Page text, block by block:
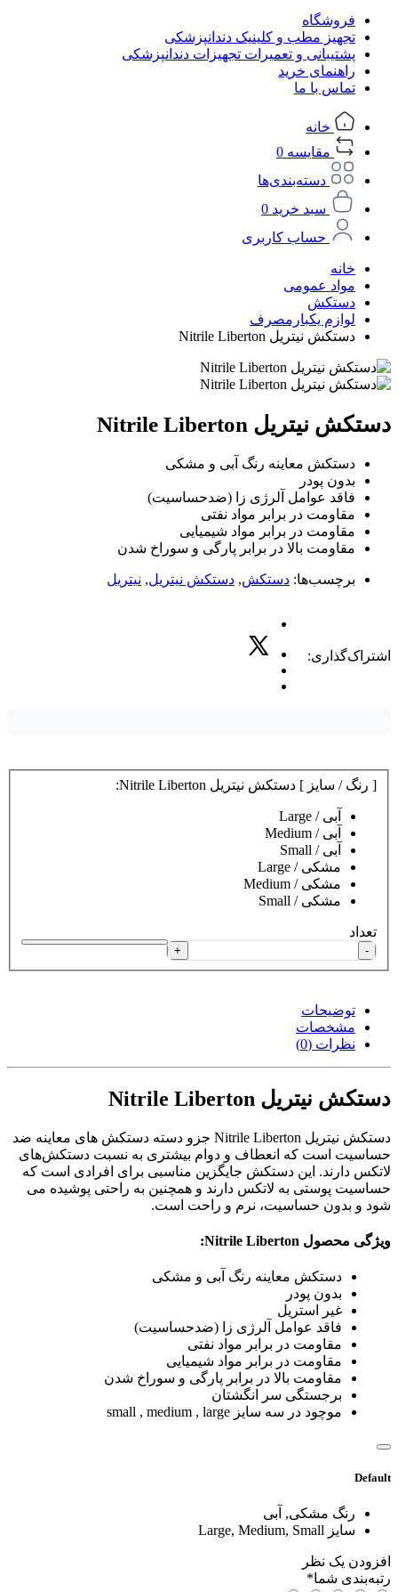
فروشگاه
تجهیز مطب و کلینیک دندانپزشکی
پشتیبانی و تعمیرات تجهیزات دندانپزشکی
راهنمای خرید
تماس با ما
خانه
مقایسه 0
دسته‌بندی‌ها
سبد خرید 0
حساب کاربری
خانه
مواد عمومی
دستکش
لوازم یکبارمصرف
دستکش نیتریل Nitrile Liberton
دستکش نیتریل Nitrile Liberton
دستکش معاینه رنگ آبی و مشکی
بدون پودر
فاقد عوامل آلرژی زا (ضدحساسیت)
مقاومت در برابر مواد نفتی
مقاومت در برابر مواد شیمیایی
مقاومت بالا در برابر پارگی و سوراخ شدن
برچسب‌ها: دستکش, دستکش نیتریل, نیتریل
اشتراک‌گذاری:
[ رنگ / سایز ] دستکش نیتریل Nitrile Liberton:
آبی / Large
آبی / Medium
آبی / Small
مشکی / Large
مشکی / Medium
مشکی / Small
تعداد
-
+
توضیحات
مشخصات
نظرات (0)
دستکش نیتریل Nitrile Liberton
دستکش نیتریل Nitrile Liberton جزو دسته دستکش های معاینه ضد
حساسیت است که انعطاف و دوام بیشتری به نسبت دستکش‌های
لاتکس دارند. این دستکش جایگزین مناسبی برای افرادی است که
حساسیت پوستی به لاتکس دارند و همچنین به راحتی پوشیده می
شود و بدون حساسیت، نرم و راحت است.
ویژگی محصول Nitrile Liberton:
دستکش معاینه رنگ آبی و مشکی
بدون پودر
غیر استریل
فاقد عوامل آلرژی زا (ضدحساسیت)
مقاومت در برابر مواد نفتی
مقاومت در برابر مواد شیمیایی
مقاومت بالا در برابر پارگی و سوراخ شدن
برجستگی سر انگشتان
موچود در سه سایز small , medium , large
Default
رنگ مشکی, آبی
سایز Large, Medium, Small
افزودن یک نظر
رتبه‌بندی شما*